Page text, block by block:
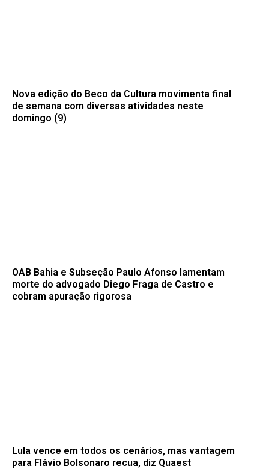
Nova edição do Beco da Cultura movimenta final
de semana com diversas atividades neste
domingo (9)
OAB Bahia e Subseção Paulo Afonso lamentam
morte do advogado Diego Fraga de Castro e
cobram apuração rigorosa
Lula vence em todos os cenários, mas vantagem
para Flávio Bolsonaro recua, diz Quaest